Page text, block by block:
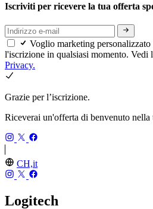
Iscriviti per ricevere la tua offerta
Voglio marketing
l'iscrizione in qualsiasi momento. Vedi
Privacy.
Grazie per l’iscrizione.
Riceverai un'offerta di benvenuto nella
CH,it
Logitech